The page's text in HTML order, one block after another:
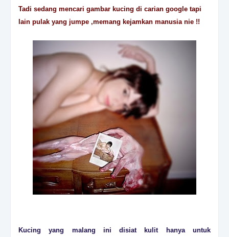
Tadi sedang mencari gambar kucing di carian google tapi
lain pulak yang jumpe ,memang kejamkan manusia nie !!
Kucing yang malang ini disiat kulit hanya untuk